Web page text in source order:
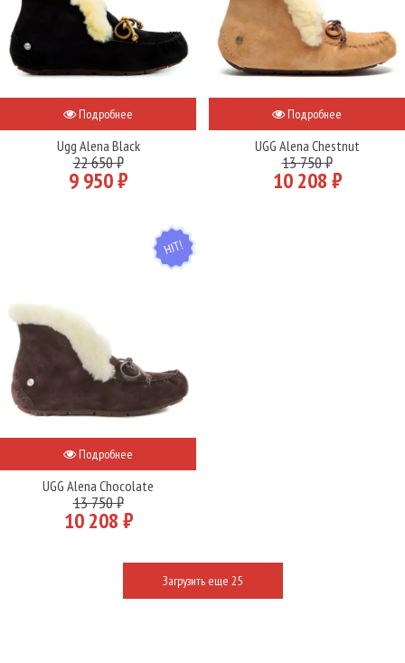
Подробнее
Ugg Alena Black
22 650 ₽
9 950 ₽
Подробнее
UGG Alena Chestnut
13 750 ₽
10 208 ₽
HIT
Подробнее
UGG Alena Chocolate
13 750 ₽
10 208 ₽
Загрузить еще 25